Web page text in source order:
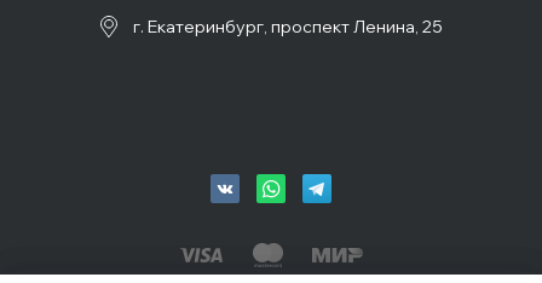
г. Екатеринбург, проспект Ленина, 25